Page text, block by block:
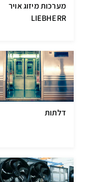
מערכות מיזוג אויר
LIEBHERR
דלתות